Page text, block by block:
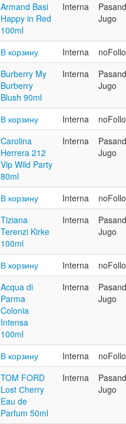
Armand Basi
Happy in Red
100ml
Interna
Jugo
В корзину Interna
Burberry My
Burberry
Blush 90ml
Interna
Jugo
В корзину Interna
Carolina
Herrera 212
Vip Wild Party
80ml
Interna
Jugo
В корзину Interna
Tiziana
Terenzi Kirke
100ml
Interna
Jugo
В корзину Interna
Acqua di
Parma
Colonia
Intensa
100ml
Interna
Jugo
В корзину Interna
TOM FORD
Lost Сherry
Eau de
Parfum 50ml
Interna
Jugo